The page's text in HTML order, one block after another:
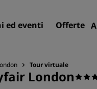
ed eventi Offerte
Trova il
Tour virtuale
London